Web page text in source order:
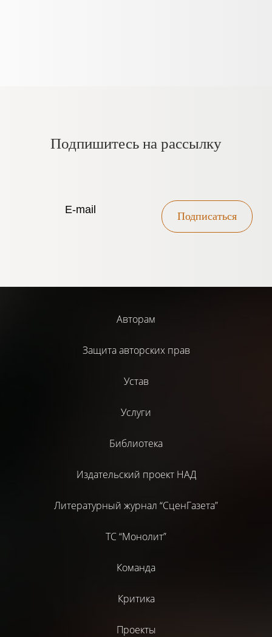
Подпишитесь на рассылку
Подписаться
Авторам
Защита авторских прав
Устав
Услуги
Библиотека
Издательский проект НАД
Литературный журнал “СценГазета”
ТС “Монолит”
Команда
Критика
Проекты